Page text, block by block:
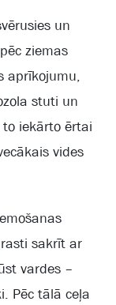
un
ziemas
aprīkojumu,
stuti un
iekārto ērtai
vides
sakrīt ar
vardes –
Pēc tālā ceļa